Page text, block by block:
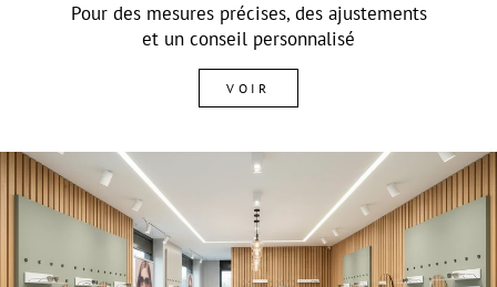
Pour des mesures précises, des ajustements
et un conseil personnalisé
VOIR